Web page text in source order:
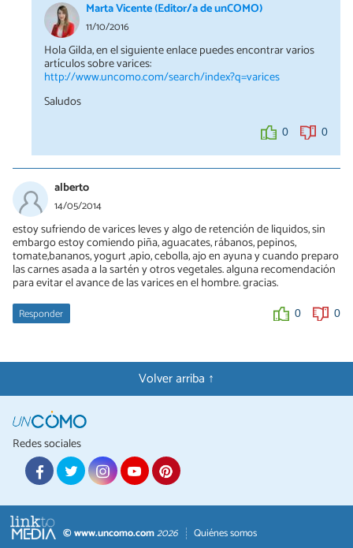
Marta Vicente (Editor/a de unCOMO)
11/10/2016
Hola Gilda, en el siguiente enlace puedes encontrar varios
artículos sobre varices:
http://www.uncomo.com/search/index?q=varices
Saludos
0 0
alberto
14/05/2014
estoy sufriendo de varices leves y algo de retención de liquidos, sin
embargo estoy comiendo piña, aguacates, rábanos, pepinos,
tomate,bananos, yogurt ,apio, cebolla, ajo en ayuna y cuando preparo
las carnes asada a la sartén y otros vegetales. alguna recomendación
para evitar el avance de las varices en el hombre. gracias.
Responder 0 0
Volver arriba ↑
Redes sociales
© www.uncomo.com2026 Quiénes somos